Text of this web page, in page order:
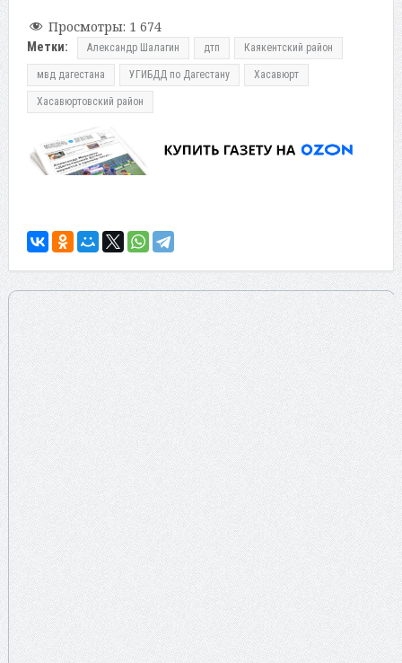
Просмотры: 1 674
Метки: Александр Шалагин дтп Каякентский район
мвд дагестана УГИБДД по Дагестану Хасавюрт
Хасавюртовский район